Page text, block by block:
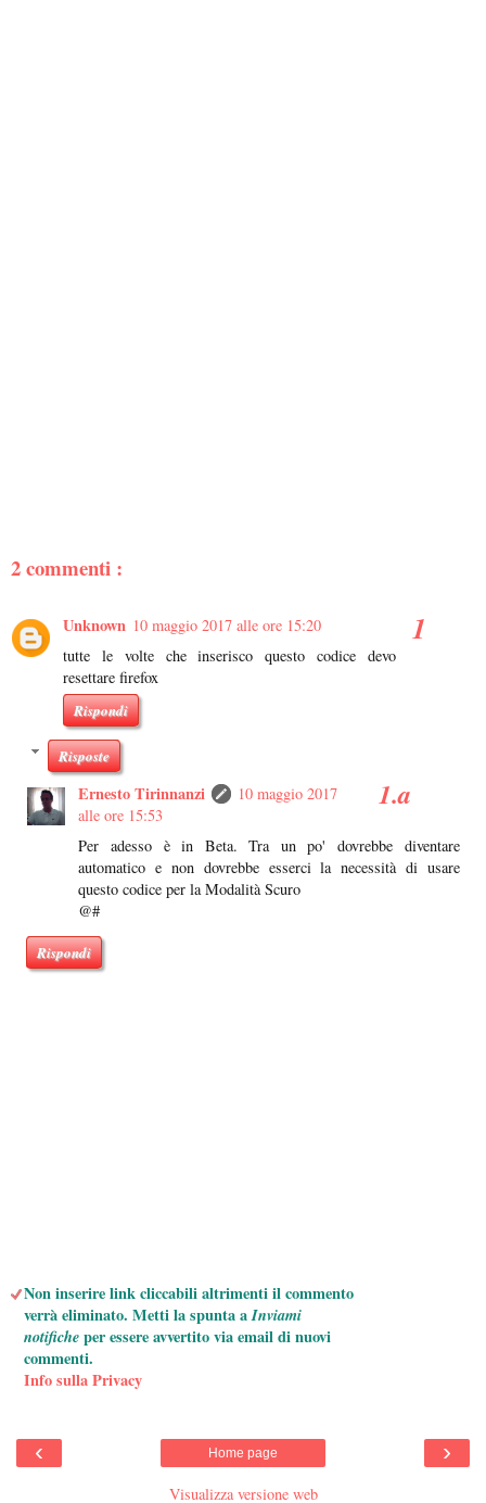
2 commenti :
Unknown 10 maggio 2017 alle ore 15:20
tutte le volte che inserisco questo codice devo
resettare firefox
Rispondi
Risposte
Ernesto Tirinnanzi
10 maggio 2017
alle ore 15:53
Per adesso è in Beta. Tra un po' dovrebbe diventare
automatico e non dovrebbe esserci la necessità di usare
questo codice per la Modalità Scuro
@#
Rispondi
Non inserire link cliccabili altrimenti il commento
verrà eliminato. Metti la spunta aInviami
notificheper essere avvertito via email di nuovi
commenti.
Info sulla Privacy
‹ ›
Home page
Visualizza versione web